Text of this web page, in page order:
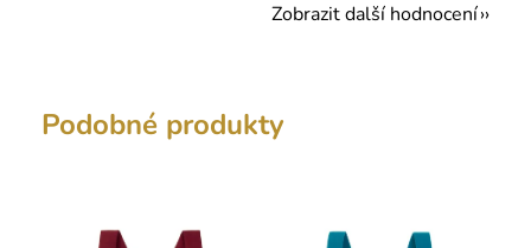
Zobrazit další hodnocení
Podobné produkty